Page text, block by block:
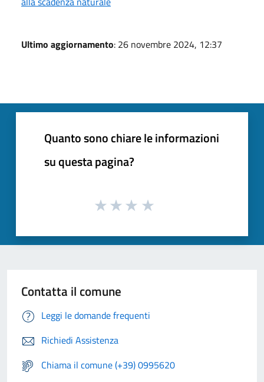
Ultimo aggiornamento: 26 novembre 2024, 12:37
Quanto sono chiare le informazioni
su questa pagina?
Contatta il comune
Leggi le domande frequenti
Richiedi Assistenza
Chiama il comune (+39) 0995620